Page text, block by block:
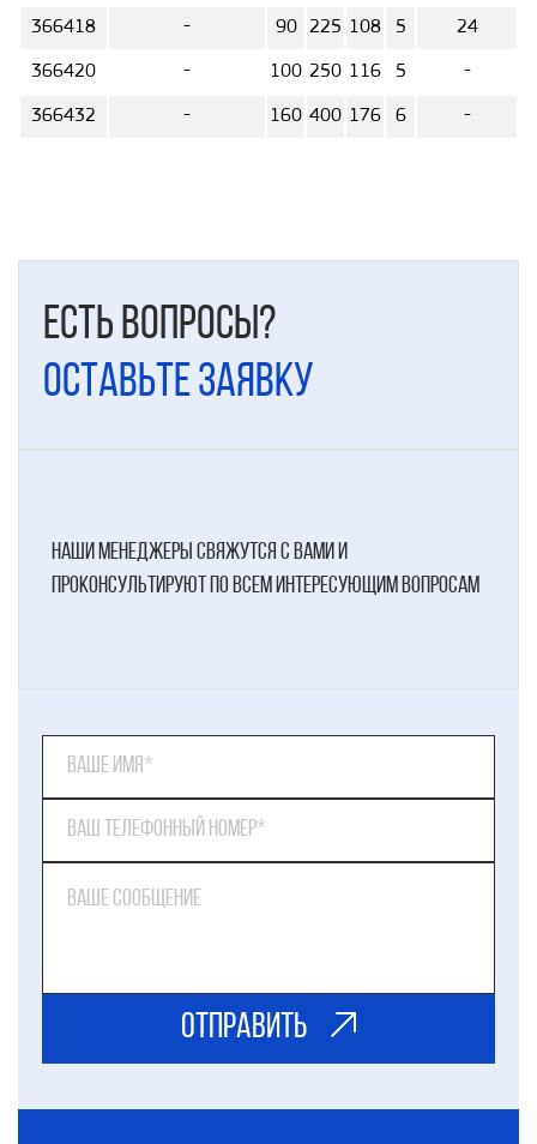
366418 - 90 225 108 5 24
366420 - 100 250 116 5 -
366432 - 160 400 176 6 -
Есть вопросы?
Оставьте заявку
наши менеджеры свяжутся с вами и
проконсультируют по всем интересующим вопросам
ОТправить